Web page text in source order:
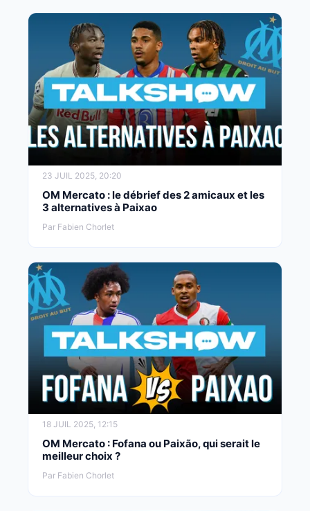
23 JUIL 2025, 20:20
OM Mercato : le débrief des 2 amicaux et les
3 alternatives à Paixao
Par Fabien Chorlet
18 JUIL 2025, 12:15
OM Mercato : Fofana ou Paixão, qui serait le
meilleur choix ?
Par Fabien Chorlet